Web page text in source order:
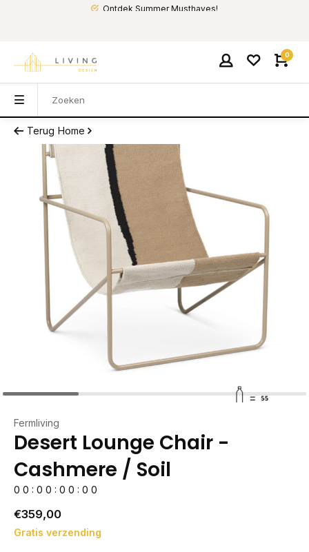
Ontdek Summer Musthaves!
0
Terug Home
Fermliving
Desert Lounge Chair -
Cashmere / Soil
0 0 : 0 0 : 0 0 : 0 0
€359,00
Gratis verzending